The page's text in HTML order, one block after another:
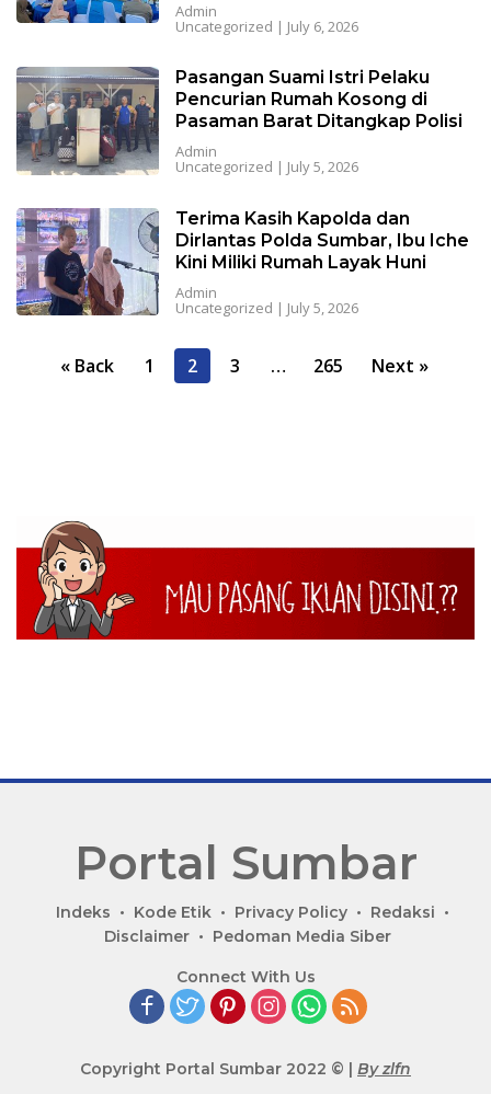
Admin
Uncategorized | July 6, 2026
Pasangan Suami Istri Pelaku
Pencurian Rumah Kosong di
Pasaman Barat Ditangkap Polisi
Admin
Uncategorized | July 5, 2026
Terima Kasih Kapolda dan
Dirlantas Polda Sumbar, Ibu Iche
Kini Miliki Rumah Layak Huni
Admin
Uncategorized | July 5, 2026
a
n
n
« Back 1 2 3 … 265 Next »
Portal Sumbar
Indeks Kode Etik Privacy Policy
Redaksi
Disclaimer
Pedoman Media Siber
Connect With Us
Copyright Portal Sumbar 2022 © | By zlfn